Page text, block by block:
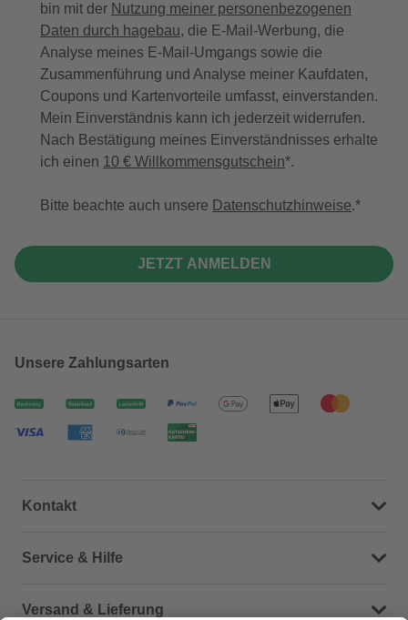
bin mit der Nutzung meiner personenbezogenen
Daten durch hagebau, die E-Mail-Werbung, die
Analyse meines E-Mail-Umgangs sowie die
Zusammenführung und Analyse meiner Kaufdaten,
Coupons und Kartenvorteile umfasst, einverstanden.
Mein Einverständnis kann ich jederzeit widerrufen.
Nach Bestätigung meines Einverständnisses erhalte
ich einen 10 € Willkommensgutschein*.
Bitte beachte auch unsere Datenschutzhinweise.
JETZT ANMELDEN
Unsere Zahlungsarten
Kontakt
Dein Kontakt zu uns
Service & Hilfe
Häufige Fragen (FAQ)
Versand & Lieferung